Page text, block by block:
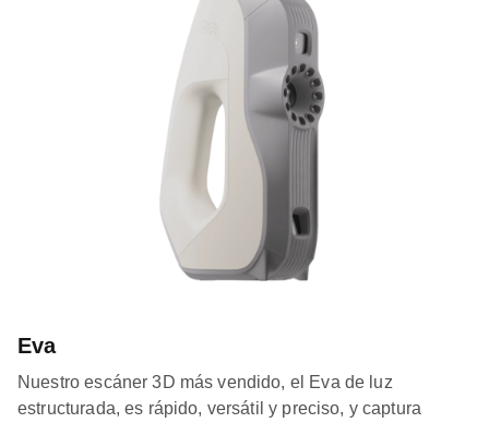
Eva
Nuestro escáner 3D más vendido, el Eva de luz
estructurada, es rápido, versátil y preciso, y captura